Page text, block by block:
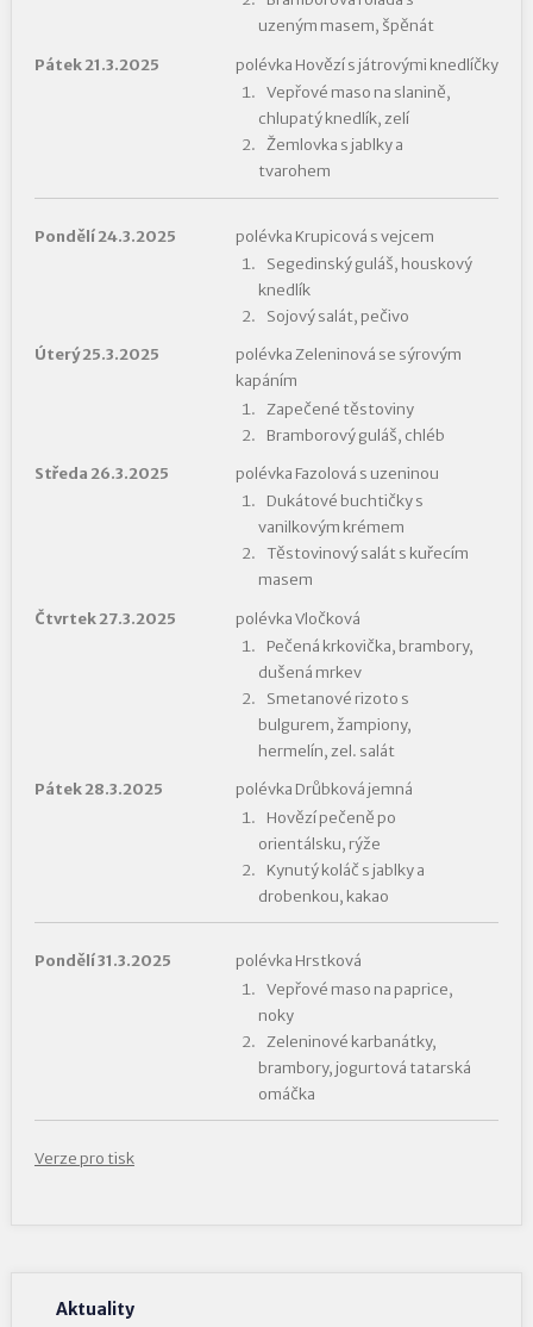
uzeným masem, špěnát
Pátek 21.3.2025
polévka Hovězí s játrovými knedlíčky
Vepřové maso na slanině,
chlupatý knedlík, zelí
Žemlovka s jablky a
tvarohem
Pondělí 24.3.2025
polévka Krupicová s vejcem
Segedinský guláš, houskový
knedlík
Sojový salát, pečivo
Úterý 25.3.2025
polévka Zeleninová se sýrovým
kapáním
Zapečené těstoviny
Bramborový guláš, chléb
Středa 26.3.2025
polévka Fazolová s uzeninou
Dukátové buchtičky s
vanilkovým krémem
Těstovinový salát s kuřecím
masem
Čtvrtek 27.3.2025
polévka Vločková
Pečená krkovička, brambory,
dušená mrkev
Smetanové rizoto s
bulgurem, žampiony,
hermelín, zel. salát
Pátek 28.3.2025
polévka Drůbková jemná
Hovězí pečeně po
orientálsku, rýže
Kynutý koláč s jablky a
drobenkou, kakao
Pondělí 31.3.2025
polévka Hrstková
Vepřové maso na paprice,
noky
Zeleninové karbanátky,
brambory, jogurtová tatarská
omáčka
Verze pro tisk
Aktuality